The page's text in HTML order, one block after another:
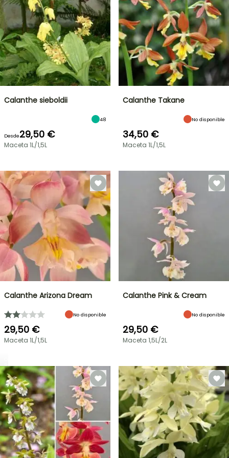
RELÁMPAGO
¡HASTA
UN
30
%
DE
DESCUENTO
EN
BULBOS
PRIMAVERA
NOVEDADES
IRIS
Calanthe sieboldii
48
Desde29,50 €
Maceta 1L/1,5L
Calanthe Takane
No disponible
34,50 €
Maceta 1L/1,5L
Calanthe Arizona Dream
No disponible
29,50 €
Maceta 1L/1,5L
Calanthe Pink & Cream
No disponible
29,50 €
Maceta 1,5L/2L